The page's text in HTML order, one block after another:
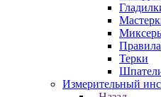
Правила
Терки
Измерительный